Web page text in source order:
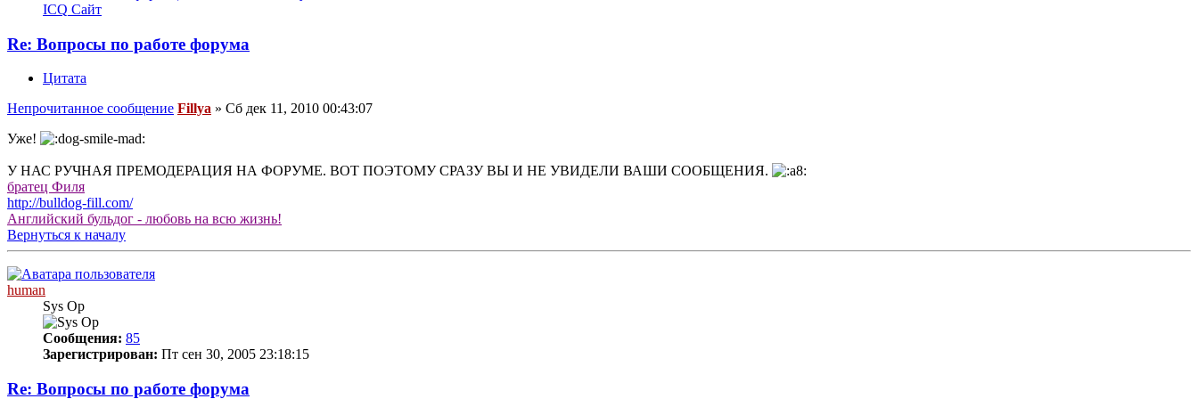
ICQ Сайт
Re: Вопросы по работе форума
Цитата
Непрочитанное сообщение Fillya » Сб дек 11, 2010 00:43:07
Уже!
У НАС РУЧНАЯ ПРЕМОДЕРАЦИЯ НА ФОРУМЕ. ВОТ ПОЭТОМУ СРАЗУ ВЫ И НЕ УВИДЕЛИ ВАШИ СООБЩЕНИЯ.
братец Филя
http://bulldog-fill.com/
Английский бульдог - любовь на всю жизнь!
Вернуться к началу
human
Sys Op
Сообщения: 85
Зарегистрирован: Пт сен 30, 2005 23:18:15
Re: Вопросы по работе форума